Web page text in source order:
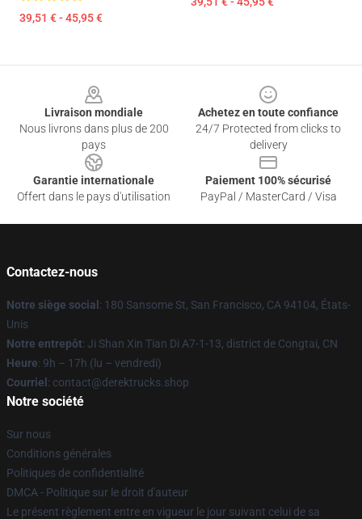
39,51 € - 45,95 €
Livraison mondiale
Nous livrons dans plus de 200
pays
Achetez en toute confiance
24/7 Protected from clicks to
delivery
Garantie internationale
Offert dans le pays d'utilisation
Paiement 100% sécurisé
PayPal / MasterCard / Visa
Contactez-nous
Notre siège social : 180 Sansome St, San Francisco, CA 94104, États-
Unis
Notre entrepôt: Ji Shan Xin Tian Di A7-1-13, district de Congtai, CN
Heure: 9h – 17h (lu – vendredi)
Courriel : contact@derektrucks.shop
Notre société
Sur nous
Conditions générales
Politiques de confidentialité
DMCA - Politique sur le droit d'auteur
Le présent règlement entre en vigueur le jour suivant celui de sa